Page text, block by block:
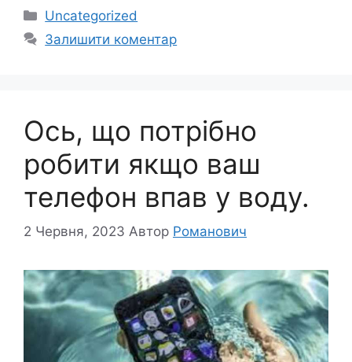
Категорії
Uncategorized
Залишити коментар
Ось, що потрібно
робити якщо ваш
телефон впав у воду.
2 Червня, 2023 Автор Романович